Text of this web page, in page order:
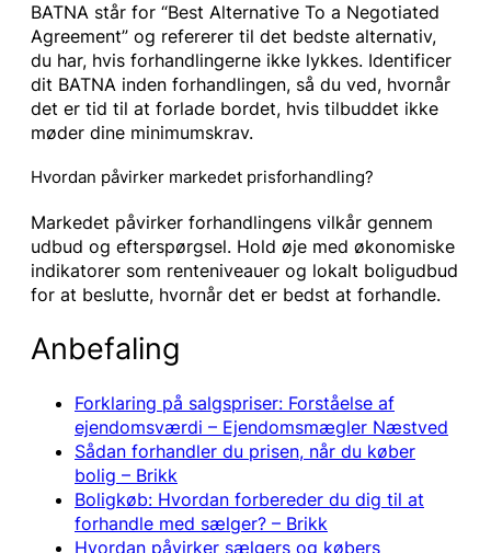
BATNA står for “Best Alternative To a Negotiated
Agreement” og refererer til det bedste alternativ,
du har, hvis forhandlingerne ikke lykkes. Identificer
dit BATNA inden forhandlingen, så du ved, hvornår
det er tid til at forlade bordet, hvis tilbuddet ikke
møder dine minimumskrav.
Hvordan påvirker markedet prisforhandling?
Markedet påvirker forhandlingens vilkår gennem
udbud og efterspørgsel. Hold øje med økonomiske
indikatorer som renteniveauer og lokalt boligudbud
for at beslutte, hvornår det er bedst at forhandle.
Anbefaling
Forklaring på salgspriser: Forståelse af
ejendomsværdi – Ejendomsmægler Næstved
Sådan forhandler du prisen, når du køber
bolig – Brikk
Boligkøb: Hvordan forbereder du dig til at
forhandle med sælger? – Brikk
Hvordan påvirker sælgers og købers